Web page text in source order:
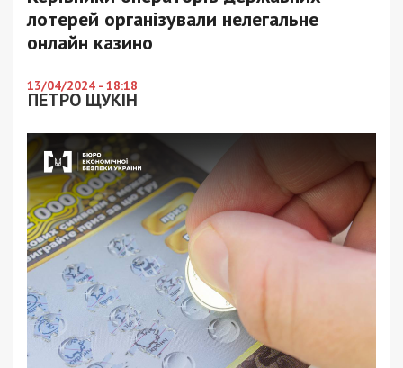
лотерей організували нелегальне
онлайн казино
13/04/2024 - 18:18
ПЕТРО ЩУКІН